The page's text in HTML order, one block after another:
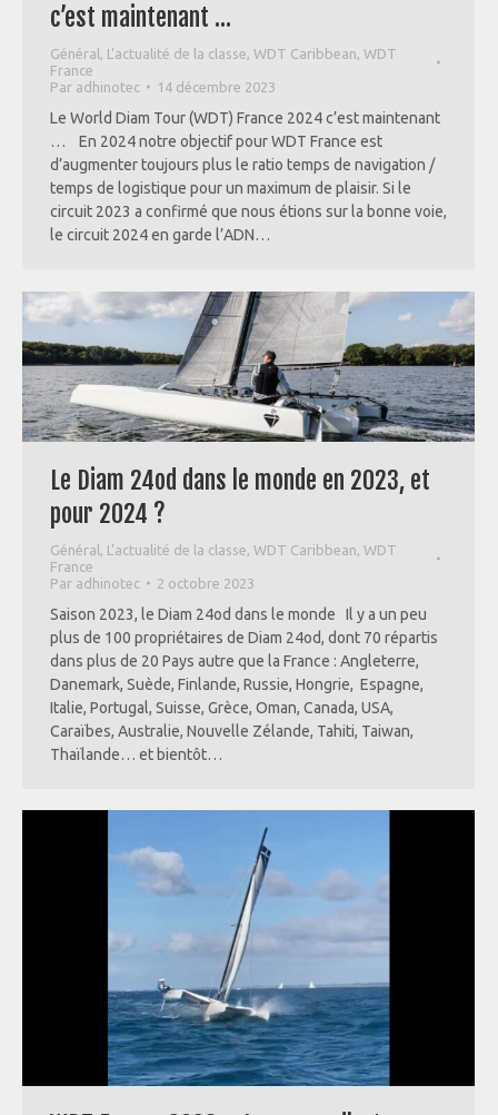
c’est maintenant …
Général L'actualité de la classe WDT Caribbean WDT
France
Par adhinotec 14 décembre 2023
Le World Diam Tour (WDT) France 2024 c’est maintenant
… En 2024 notre objectif pour WDT France est
d’augmenter toujours plus le ratio temps de navigation /
temps de logistique pour un maximum de plaisir. Si le
circuit 2023 a confirmé que nous étions sur la bonne voie,
le circuit 2024 en garde l’ADN…
Le Diam 24od dans le monde en 2023, et
pour 2024 ?
Général L'actualité de la classe WDT Caribbean WDT
France
Par adhinotec 2 octobre 2023
Saison 2023, le Diam 24od dans le monde Il y a un peu
plus de 100 propriétaires de Diam 24od, dont 70 répartis
dans plus de 20 Pays autre que la France : Angleterre,
Danemark, Suède, Finlande, Russie, Hongrie, Espagne,
Italie, Portugal, Suisse, Grèce, Oman, Canada, USA,
Caraïbes, Australie, Nouvelle Zélande, Tahiti, Taiwan,
Thaïlande… et bientôt…